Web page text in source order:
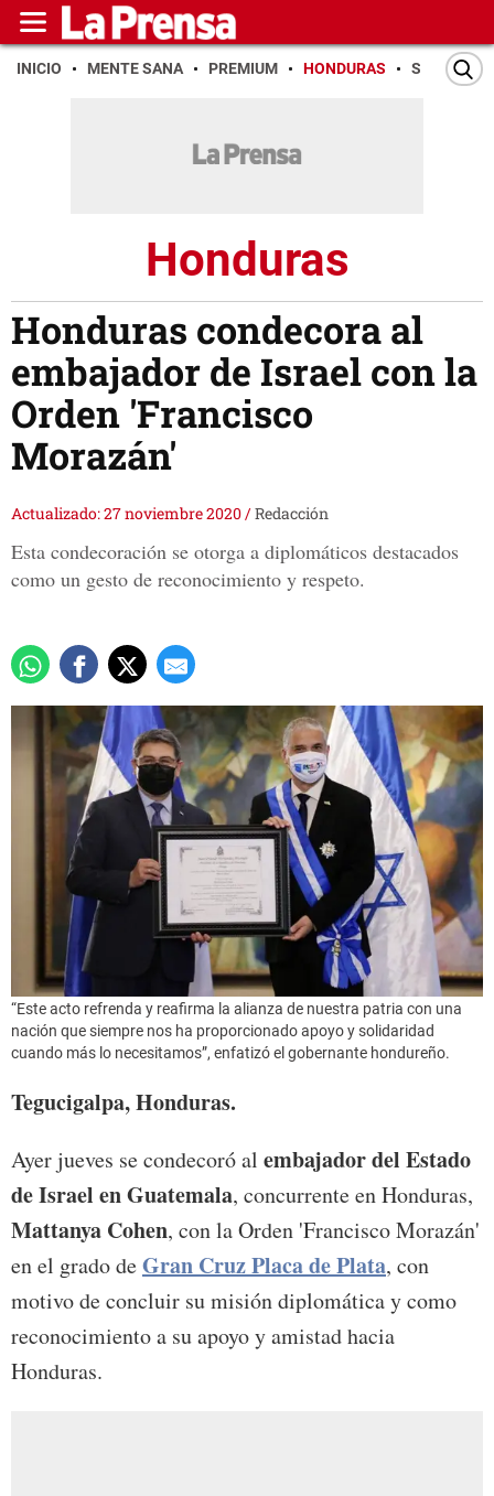
INICIO MENTE SANA PREMIUM HONDURAS SAN PEDRO
Honduras
Honduras condecora al
embajador de Israel con la
Orden 'Francisco
Morazán'
Actualizado: 27 noviembre 2020/Redacción
Esta condecoración se otorga a diplomáticos destacados
como un gesto de reconocimiento y respeto.
“Este acto refrenda y reafirma la alianza de nuestra patria con una
nación que siempre nos ha proporcionado apoyo y solidaridad
cuando más lo necesitamos”, enfatizó el gobernante hondureño.
Tegucigalpa, Honduras.
Ayer jueves se condecoró al embajador del Estado
de Israel en Guatemala, concurrente en Honduras,
Mattanya Cohen, con la Orden 'Francisco Morazán'
en el grado deGran Cruz Placa de Plata, con
motivo de concluir su misión diplomática y como
reconocimiento a su apoyo y amistad hacia
Honduras.